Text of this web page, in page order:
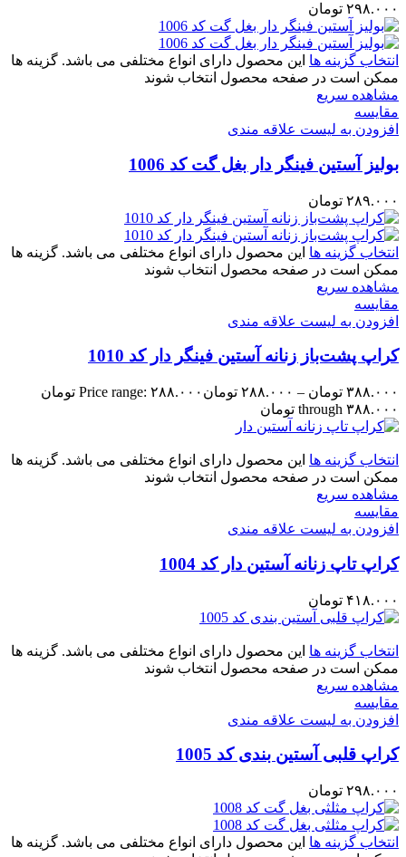
۲۹۸.۰۰۰ تومان
انتخاب گزینه ها این محصول دارای انواع مختلفی می باشد. گزینه ها
ممکن است در صفحه محصول انتخاب شوند
مشاهده سریع
مقایسه
افزودن به لیست علاقه مندی
بولیز آستین فینگر دار بغل گت کد 1006
۲۸۹.۰۰۰ تومان
انتخاب گزینه ها این محصول دارای انواع مختلفی می باشد. گزینه ها
ممکن است در صفحه محصول انتخاب شوند
مشاهده سریع
مقایسه
افزودن به لیست علاقه مندی
کراپ پشت‌باز زنانه آستین فینگر دار کد 1010
۳۸۸.۰۰۰ تومان – ۲۸۸.۰۰۰ تومان
Price range: ۲۸۸.۰۰۰ تومان
through ۳۸۸.۰۰۰ تومان
انتخاب گزینه ها این محصول دارای انواع مختلفی می باشد. گزینه ها
ممکن است در صفحه محصول انتخاب شوند
مشاهده سریع
مقایسه
افزودن به لیست علاقه مندی
کراپ تاپ زنانه آستین دار کد 1004
۴۱۸.۰۰۰ تومان
انتخاب گزینه ها این محصول دارای انواع مختلفی می باشد. گزینه ها
ممکن است در صفحه محصول انتخاب شوند
مشاهده سریع
مقایسه
افزودن به لیست علاقه مندی
کراپ قلبی آستین بندی کد 1005
۲۹۸.۰۰۰ تومان
انتخاب گزینه ها این محصول دارای انواع مختلفی می باشد. گزینه ها